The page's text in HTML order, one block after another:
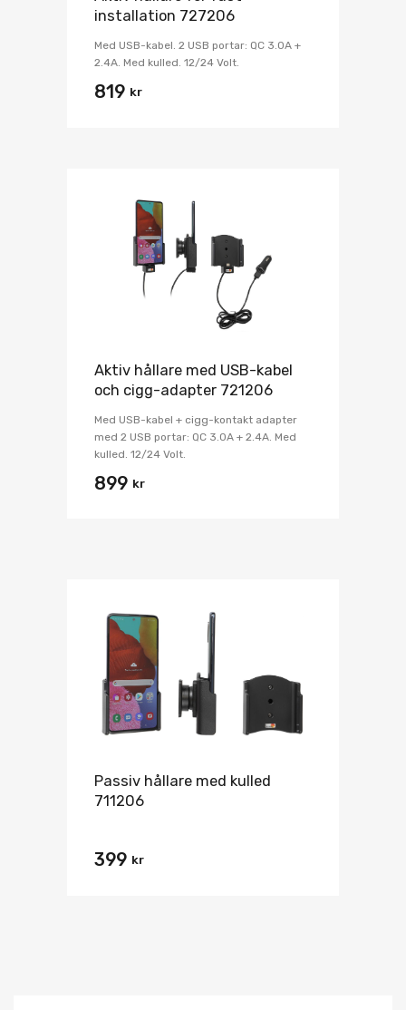
installation 727206
Med USB-kabel. 2 USB portar: QC 3.0A +
2.4A. Med kulled. 12/24 Volt.
819 kr
Aktiv hållare med USB-kabel
och cigg-adapter 721206
Med USB-kabel + cigg-kontakt adapter
med 2 USB portar: QC 3.0A + 2.4A. Med
kulled. 12/24 Volt.
899 kr
Passiv hållare med kulled
711206
399 kr